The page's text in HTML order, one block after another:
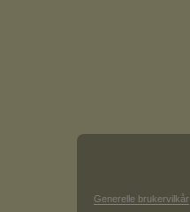
Generelle brukervilkår